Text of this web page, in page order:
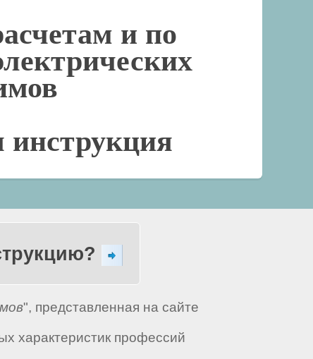
и по
инструкция
", представленная на сайте
характеристик профессий